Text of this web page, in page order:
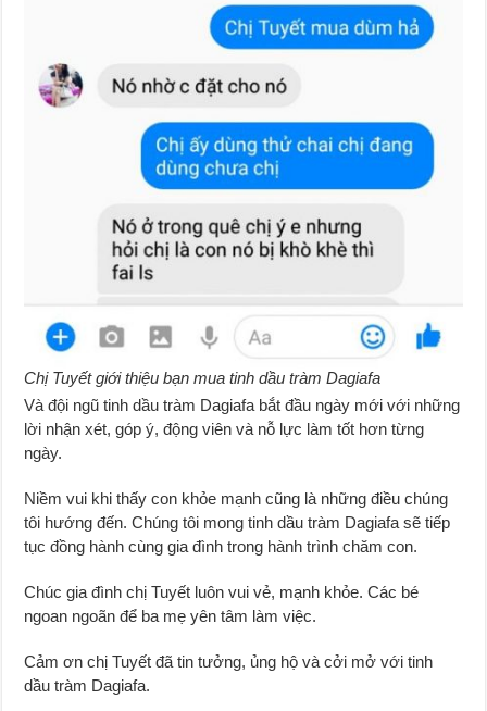
Chị Tuyết giới thiệu bạn mua tinh dầu tràm Dagiafa
Và đội ngũ tinh dầu tràm Dagiafa bắt đầu ngày mới với những
lời nhận xét, góp ý, động viên và nỗ lực làm tốt hơn từng
ngày.
Niềm vui khi thấy con khỏe mạnh cũng là những điều chúng
tôi hướng đến. Chúng tôi mong tinh dầu tràm Dagiafa sẽ tiếp
tục đồng hành cùng gia đình trong hành trình chăm con.
Chúc gia đình chị Tuyết luôn vui vẻ, mạnh khỏe. Các bé
ngoan ngoãn để ba mẹ yên tâm làm việc.
Cảm ơn chị Tuyết đã tin tưởng, ủng hộ và cởi mở với tinh
dầu tràm Dagiafa.